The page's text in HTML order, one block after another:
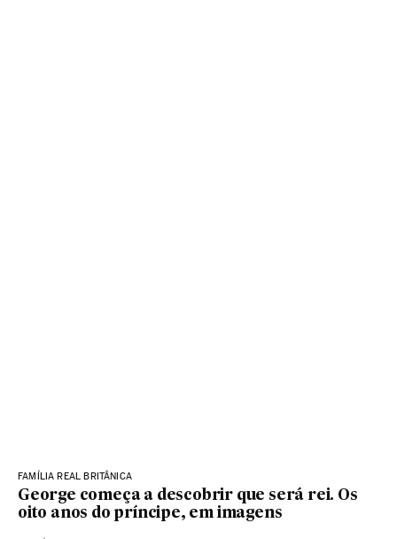
FAMÍLIA REAL BRITÂNICA
George começa a descobrir que será rei. Os
oito anos do príncipe, em imagens